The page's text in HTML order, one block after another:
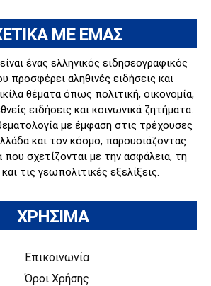
ΜΕ ΕΜΑΣ
ένας ελληνικός ειδησεογραφικός
προσφέρει αληθινές ειδήσεις και
θέματα όπως πολιτική, οικονομία,
ειδήσεις και κοινωνικά ζητήματα.
με έμφαση στις τρέχουσες
και τον κόσμο, παρουσιάζοντας
που σχετίζονται με την ασφάλεια, τη
τις γεωπολιτικές εξελίξεις.
ΧΡΗΣΙΜΑ
Επικοινωνία
Όροι Χρήσης